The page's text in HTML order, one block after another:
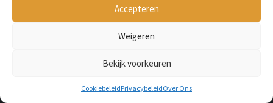
Accepteren
Weigeren
Bekijk voorkeuren
CookiebeleidPrivacybeleidOver Ons
Contact